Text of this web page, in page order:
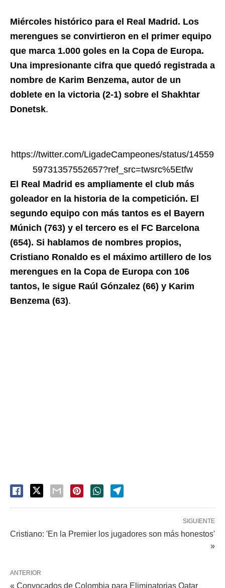
Miércoles histórico para el Real Madrid. Los
merengues se convirtieron en el primer equipo
que marca 1.000 goles en la Copa de Europa.
Una impresionante cifra que quedó registrada a
nombre de Karim Benzema, autor de un
doblete en la victoria (2-1) sobre el Shakhtar
Donetsk.
https://twitter.com/LigadeCampeones/status/14559
59731357552657?ref_src=twsrc%5Etfw
El Real Madrid es ampliamente el club más
goleador en la historia de la competición. El
segundo equipo con más tantos es el Bayern
Múnich (763) y el tercero es el FC Barcelona
(654). Si hablamos de nombres propios,
Cristiano Ronaldo es el máximo artillero de los
merengues en la Copa de Europa con 106
tantos, le sigue Raúl Gónzalez (66) y Karim
Benzema (63).
SIGUIENTE
Cristiano: 'En la Premier los jugadores son más honestos'
»
ANTERIOR
« Convocados de Colombia para Eliminatorias Qatar